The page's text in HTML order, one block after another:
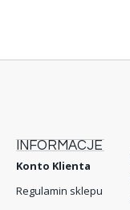
INFORMACJE
Konto Klienta
Regulamin sklepu